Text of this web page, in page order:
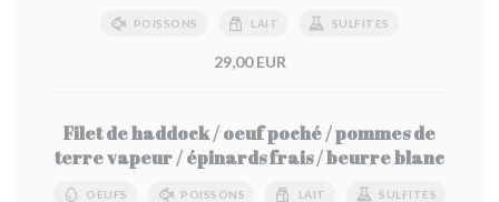
POISSONS LAIT SULFITES
29,00 EUR
Filet de haddock / oeuf poché / pommes de
terre vapeur / épinards frais / beurre blanc
OEUFS POISSONS LAIT SULFITES